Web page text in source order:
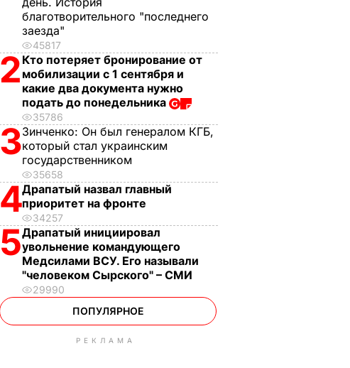
благотворительного "последнего
заезда"
45817
2 Кто потеряет бронирование от
мобилизации с 1 сентября и
какие два документа нужно
подать до понедельника
35786
3Зинченко: Он был генералом КГБ,
который стал украинским
государственником
35658
4Драпатый назвал главный
приоритет на фронте
34257
5Драпатый инициировал
увольнение командующего
Медсилами ВСУ. Его называли
"человеком Сырского" – СМИ
29990
ПОПУЛЯРНОЕ
РЕКЛАМА